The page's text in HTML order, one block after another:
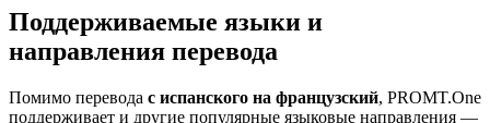
Поддерживаемые языки и
направления перевода
Помимо перевода с испанского на французский, PROMT.One
поддерживает и другие популярные языковые направления —